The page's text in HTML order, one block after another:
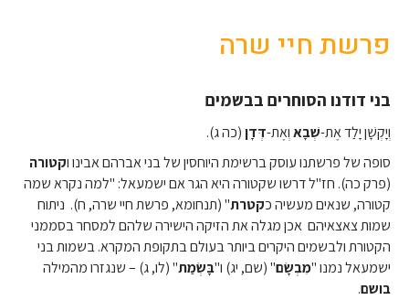
פרשת חיי שרה
בני דודנו הסוחרים בבשמים
וְיָקְשָׁן יָלַד אֶת-שְׁבָאוְאֶת-דְּדָן(כה ג).
סופה של פרשתנו עוסק ברשימת היוחסין של בני אברהם אבינו וקטורה
(פרק כה). חז"ל דרשו שקטורה היא הגר אם ישמעאל: "למה נקרא שמה
קטורה, שנאים מעשיה כקטרת" (תנחומא, פרשת חיי שרה, ח). ניתוח
שמות צאצאיהם אכן מגלה את הזיקה הישירה שלהם למסחר בסממני
הקטורת ולבשמים היקרים ביותר בעולם בתקופת המקרא. בשמות בני
ישמעאל נמנו "מִבְשָׂם" (שם, יג) ו"בָּשְׂמַת" (לו, ג) – שנגזרו מהמילה
בושם.